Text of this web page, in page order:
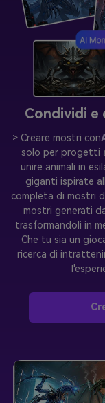
Condividi e
> Creare mostri con
solo per progetti
unire animali in
giganti ispirate
completa di mostri
mostri generati
trasformandoli in
Che tu sia un
ricerca di